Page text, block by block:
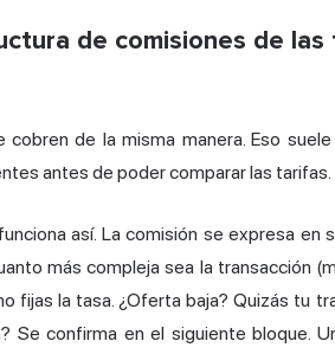
de comisiones de las
de la misma manera. Eso
antes de poder comparar las tarifas.
así. La comisión se expresa
más compleja sea la transacción
fijas la tasa. ¿Oferta baja? Quizás tu
Se confirma en el siguiente bloque.